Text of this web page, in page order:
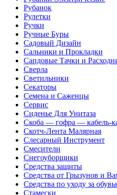
Рубанок
Рулетки
Ручки
Ручные Буры
Садовый Дизайн
Сальники и Прокладки
Сапдовые Тачки и
Сверла
Светильники
Секаторы
Семена и Саженцы
Сервис
Сиденье Для Унитаза
Скоба — гофра — кабель-
Скотч-Лента Малярная
Слесарный Инструмент
Смесители
Снегоуборщики
Средства защиты
Средства от Грызунов и
Средства по уходу за
Стамески